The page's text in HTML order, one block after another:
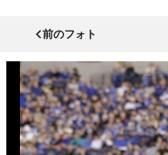
前のフォト